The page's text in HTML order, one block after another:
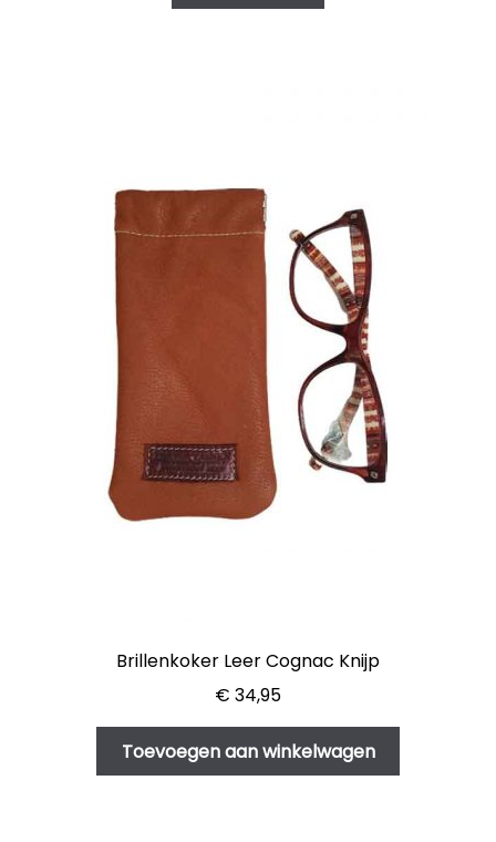
Brillenkoker Leer Cognac Knijp
€ 34,95
Toevoegen aan winkelwagen